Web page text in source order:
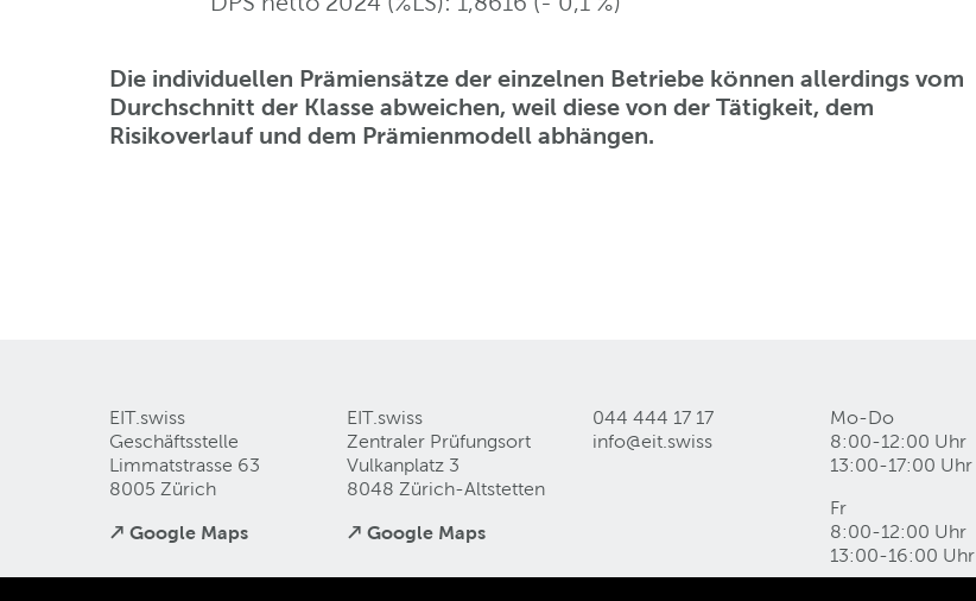
Die individuellen Prämiensätze der einzelnen Betriebe können allerdings vom
Durchschnitt der Klasse abweichen, weil diese von der Tätigkeit, dem
Risikoverlauf und dem Prämienmodell abhängen.
EIT.swiss
Geschäftsstelle
Limmatstrasse 63
8005 Zürich
↗ Google Maps
EIT.swiss
Zentraler Prüfungsort
Vulkanplatz 3
8048 Zürich-Altstetten
↗ Google Maps
044 444 17 17
info@eit swiss
Mo-Do
8:00-12:00 Uhr
13:00-17:00 Uhr
Fr
8:00-12:00 Uhr
13:00-16:00 Uhr